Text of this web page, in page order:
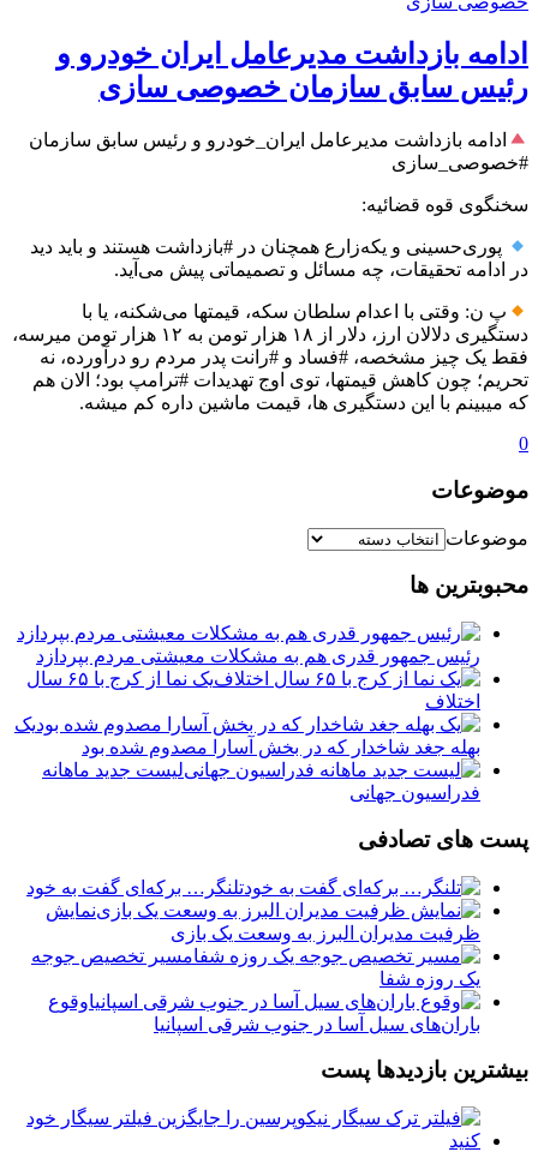
ادامه بازداشت مدیرعامل ایران خودرو و
رئیس سابق سازمان خصوصی سازی
ادامه بازداشت مدیرعامل ایران_خودرو و رئیس سابق سازمان
#خصوصی_سازی
سخنگوی قوه‌ قضائیه:
پوری‌حسینی و یکه‌زارع همچنان در #بازداشت هستند و باید دید
در ادامه تحقیقات، چه مسائل و تصمیماتی پیش می‌آید.
پ ن: وقتی با اعدام سلطان سکه، قیمتها می‌شکنه، یا با
دستگیری دلالان ارز، دلار از ۱۸ هزار تومن به ۱۲ هزار تومن میرسه،
فقط یک چیز مشخصه، #فساد و #رانت پدر مردم رو درآورده، نه
تحریم؛ چون کاهش قیمتها، توی اوج تهدیدات #ترامپ بود؛ الان هم
که میبینم با این دستگیری ها، قیمت ماشین داره کم میشه.
0
موضوعات
موضوعات
محبوبترین ها
رئیس جمهور قدری هم به مشکلات معیشتی مردم بپردازد
یک نما از کرج با ۶۵ سال
اختلاف
یک
بهله جغد شاخدار که در بخش آسارا مصدوم شده بود
لیست جدید ماهانه
فدراسیون جهانی
پست های تصادفی
تلنگر… بركه‌ای گفت به خود
نمایش
ظرفیت مدیران البرز به وسعت یک بازی
مسیر تخصیص جوجه
یک روزه شفا
وقوع
باران‌های سیل آسا در جنوب شرقی اسپانیا
بیشترین بازدیدها پست